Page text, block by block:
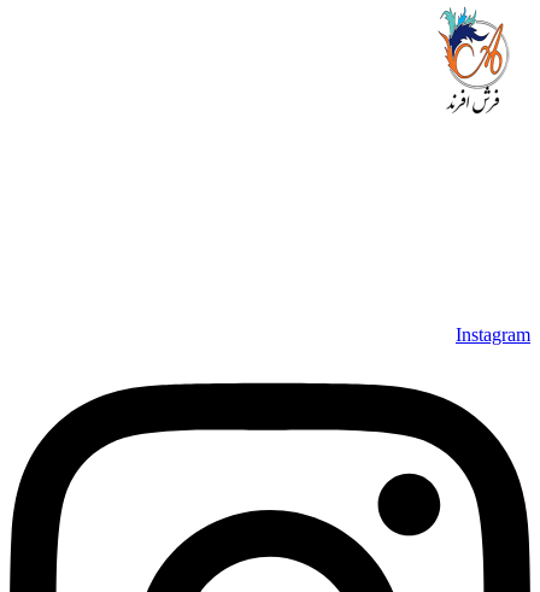
Instagram